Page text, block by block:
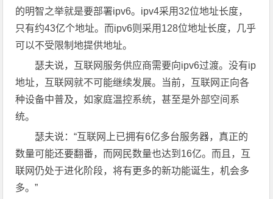
的明智之举就是要部署ipv6。ipv4采用32位地址长度，
只有约43亿个地址。而ipv6则采用128位地址长度，几乎
可以不受限制地提供地址。
瑟夫说，互联网服务供应商需要向ipv6过渡。没有ip
地址，互联网就不可能继续发展。当前，互联网正向各
种设备中普及，如家庭温控系统，甚至是外部空间系
统。
瑟夫说：“互联网上已拥有6亿多台服务器，真正的
数量可能还要翻番，而网民数量也达到16亿。而且，互
联网仍处于进化阶段，将有更多的新功能诞生，机会多
多。”